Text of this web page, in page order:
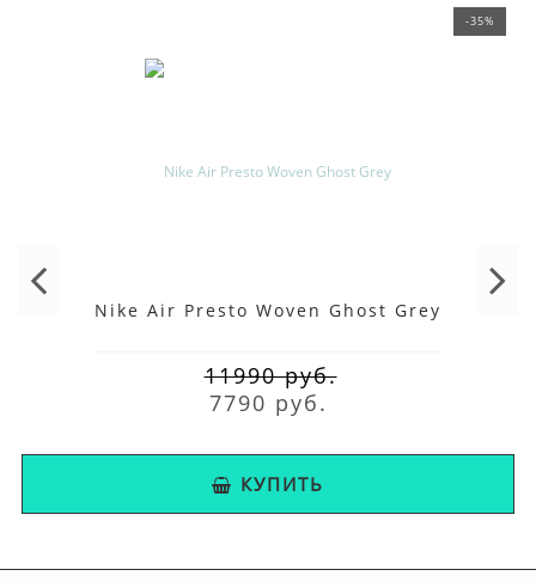
-35%
Nike Air Presto Woven Ghost Grey
11990 руб.
7790 руб.
КУПИТЬ